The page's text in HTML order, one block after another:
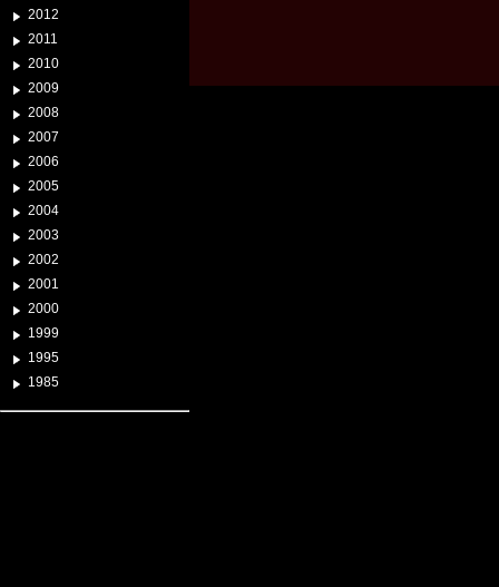
2012
2011
2010
2009
2008
2007
2006
2005
2004
2003
2002
2001
2000
1999
1995
1985